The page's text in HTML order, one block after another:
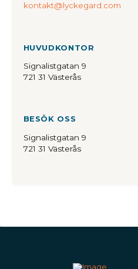
kontakt@lyckegard.com
HUVUDKONTOR
Signalistgatan 9
721 31 Västerås
BESÖK OSS
Signalistgatan 9
721 31 Västerås